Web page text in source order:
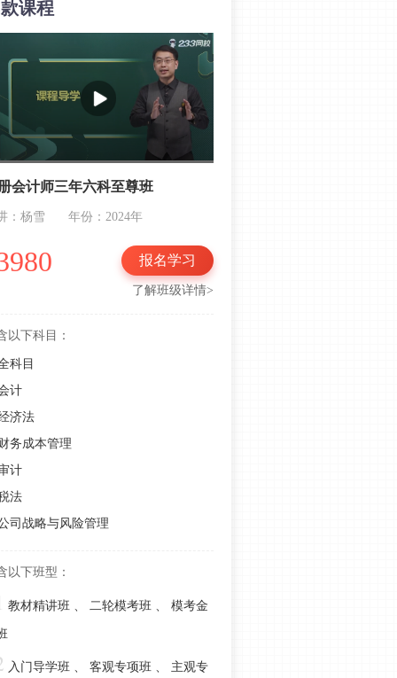
注会经济法知识点：国家出资企业管
理者
2023年注册会计师《经济法》备考学
2023年注会《经济法》知识点：反垄
断法易错易混淆点总结
注会经济法知识点：民事法律行为生
效vs无效
2023年注会《经济法》重要知识点：
2023年注会《经济法》重要知识点：
行为分类
抢先备考！2023年注会经济法备考入
门考点：法律概论
跟学笔记！2023年注会经济法四阶备
考计划助力通关！
抢先学！2023年注册会计师《经济
法》预习阶段学习计划
2022年注会延考地区《经济法》第二
2022年注会《经济法》延考第一批次
考情分析
2022年注会《经济法》延期考试必考
款课程
会计师三年六科至尊班
：杨雪 年份：2024年
报名学习
了解班级详情>
以下科目：
科目
计
济法
务成本管理
计
法
司战略与风险管理
以下班型：
教材精讲班 、 二轮模考班 、 模考金
入门导学班 、 客观专项班 、 主观专